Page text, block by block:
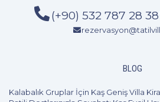
(+90) 532 787 28 38
BLOG
Kalabalık Gruplar İçin Kaş Geniş Villa